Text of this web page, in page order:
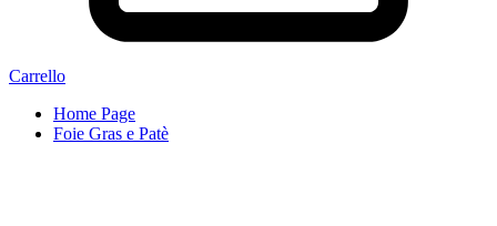
Carrello
Home Page
Foie Gras e Patè